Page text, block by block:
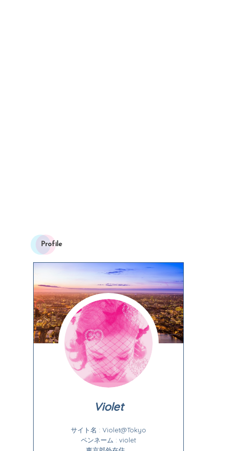
Profile
Violet
サイト名 : Violet@Tokyo
ペンネーム : violet